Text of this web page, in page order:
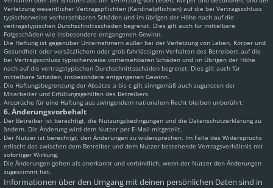
Verletzung wesentlicher Vertragspflichten (Kardinalpflichten) auf die bei Vertragsschluss
typischerweise vorhersehbaren Schäden und im übrigen der Höhe nach auf die
vertragstypischen Durchschnittsschäden begrenzt. Dies gilt auch für mittelbare
Folgeschäden wie insbesondere entgangenen Gewinn.
Die Haftung ist gegenüber Unternehmern außer bei der Verletzung von Leben, Körper und
Gesundheit oder vorsätzlichem oder grob fahrlässigem Verhalten des Betreibers auf die
bei Vertragsschluss typischerweise vorhersehbaren Schäden und im Übrigen der Höhe
nach auf die vertragstypischen Durchschnittsschäden begrenzt. Dies gilt auch für
mittelbare Schäden, insbesondere entgangenen Gewinn.
Die Haftungsbegrenzung der Absätze a bis c gilt sinngemäß auch zugunsten der
Mitarbeiter und Erfüllungsgehilfen des Betreibers.
Ansprüche für eine Haftung aus zwingendem nationalem Recht bleiben unberührt.
6. Änderungsvorbehalt
Der Betreiber ist berechtigt, die Nutzungsbedingungen und die Datenschutzerklärung zu
ändern. Die Änderung wird dem Nutzer per E-Mail mitgeteilt.
Der Nutzer ist berechtigt, den Änderungen zu widersprechen. Im Falle des Widerspruchs
erlischt das zwischen dem Betreiber und dem Nutzer bestehende Vertragsverhältnis mit
sofortiger Wirkung.
Die Änderungen gelten als anerkannt und verbindlich, wenn der Nutzer den Änderungen
zugestimmt hat.
Informationen über den Umgang mit deinen persönlichen Daten sind in